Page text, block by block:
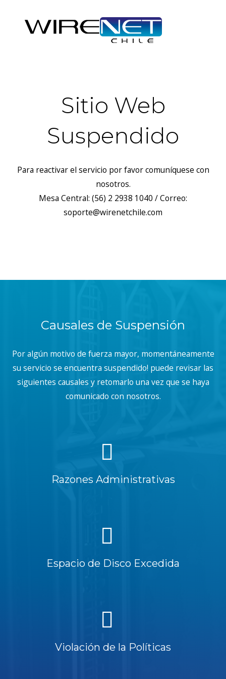
Sitio Web
Suspendido
Para reactivar el servicio por favor comuníquese con
nosotros.
Mesa Central: (56) 2 2938 1040 / Correo:
soporte@wirenetchile.com
Causales de Suspensión
Por algún motivo de fuerza mayor, momentáneamente
su servicio se encuentra suspendido! puede revisar las
siguientes causales y retomarlo una vez que se haya
comunicado con nosotros.
Razones Administrativas
Espacio de Disco Excedida
Violación de la Políticas